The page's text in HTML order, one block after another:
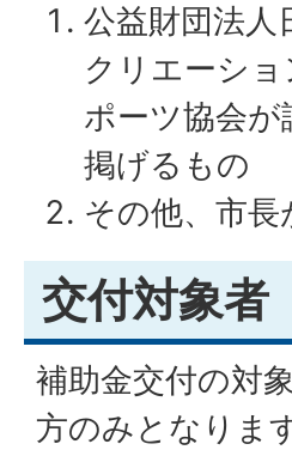
公益財団法人
クリエーシ
ポーツ協会
掲げるもの
その他、市
交付対象者
補助金交付の対
方のみとなりま